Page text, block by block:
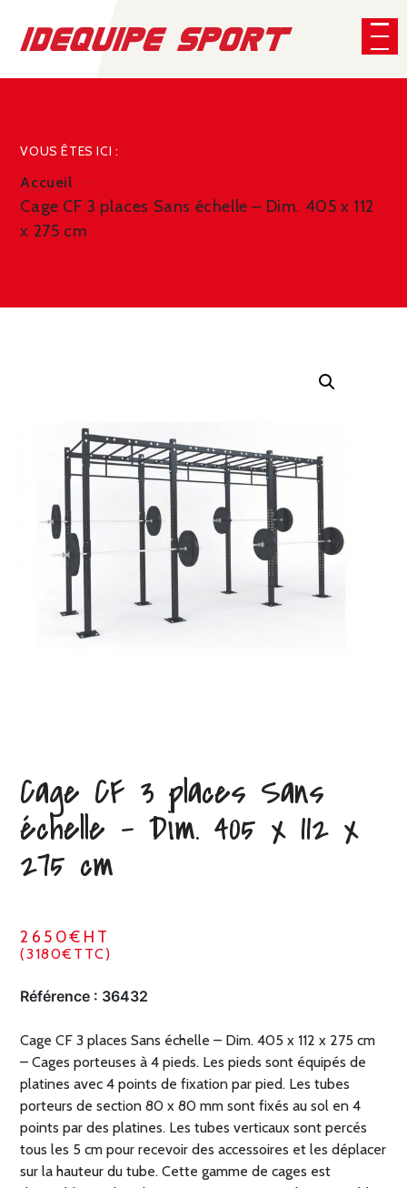
VOUS ÊTES ICI :
Accueil
Cage CF 3 places Sans échelle – Dim. 405 x 112
x 275 cm
Cage CF 3 places Sans
échelle – Dim. 405 x 112 x
275 cm
2650€HT
(3180€TTC)
Référence : 36432
Cage CF 3 places Sans échelle – Dim. 405 x 112 x 275 cm
– Cages porteuses à 4 pieds. Les pieds sont équipés de
platines avec 4 points de fixation par pied. Les tubes
porteurs de section 80 x 80 mm sont fixés au sol en 4
points par des platines. Les tubes verticaux sont percés
tous les 5 cm pour recevoir des accessoires et les déplacer
sur la hauteur du tube. Cette gamme de cages est